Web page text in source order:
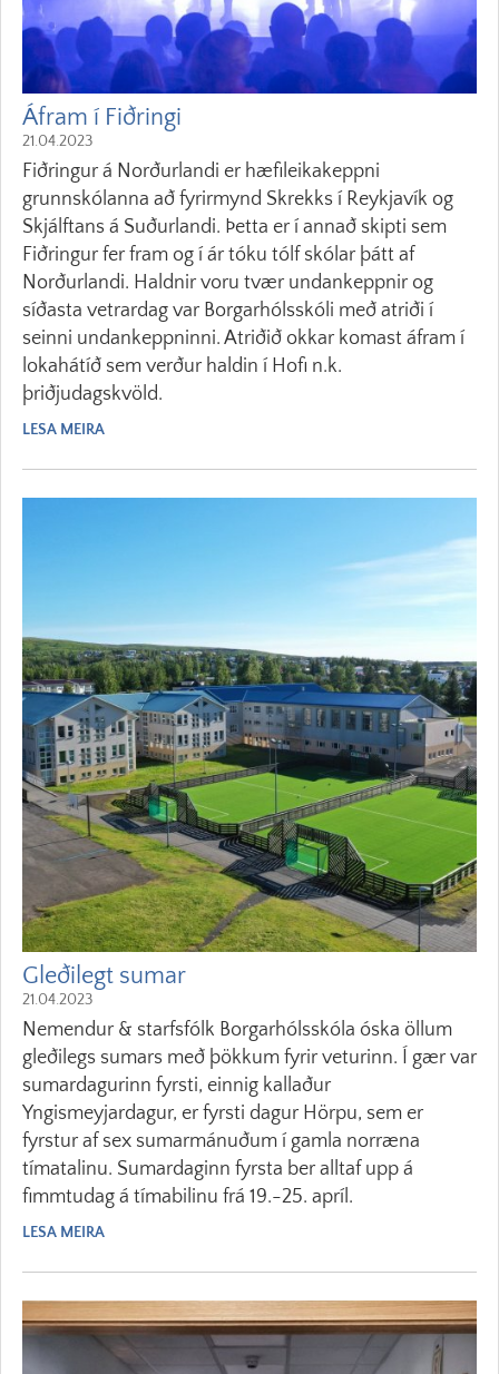
Áfram í Fiðringi
21.04.2023
Fiðringur á Norðurlandi er hæfileikakeppni
grunnskólanna að fyrirmynd Skrekks í Reykjavík og
Skjálftans á Suðurlandi. Þetta er í annað skipti sem
Fiðringur fer fram og í ár tóku tólf skólar þátt af
Norðurlandi. Haldnir voru tvær undankeppnir og
síðasta vetrardag var Borgarhólsskóli með atriði í
seinni undankeppninni. Atriðið okkar komast áfram í
lokahátíð sem verður haldin í Hofi n.k.
þriðjudagskvöld.
LESA MEIRA
Gleðilegt sumar
21.04.2023
Nemendur & starfsfólk Borgarhólsskóla óska öllum
gleðilegs sumars með þökkum fyrir veturinn. Í gær var
sumardagurinn fyrsti, einnig kallaður
Yngismeyjardagur, er fyrsti dagur Hörpu, sem er
fyrstur af sex sumarmánuðum í gamla norræna
tímatalinu. Sumardaginn fyrsta ber alltaf upp á
fimmtudag á tímabilinu frá 19.-25. apríl.
LESA MEIRA